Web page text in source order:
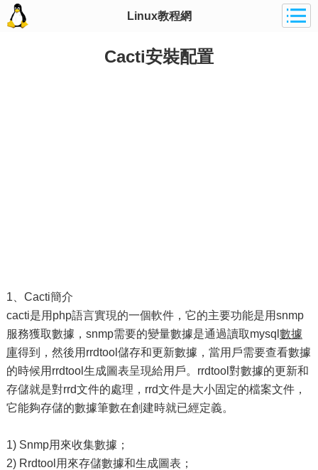
Linux教程網
Cacti安裝配置
1、Cacti簡介
cacti是用php語言實現的一個軟件，它的主要功能是用snmp
服務獲取數據，snmp需要的變量數據是通過讀取mysql 數據
庫得到，然後用rrdtool儲存和更新數據，當用戶需要查看數據
的時候用rrdtool生成圖表呈現給用戶。rrdtool對數據的更新和
存儲就是對rrd文件的處理，rrd文件是大小固定的檔案文件，
它能夠存儲的數據筆數在創建時就已經定義。
1) Snmp用來收集數據；
2) Rrdtool用來存儲數據和生成圖表；